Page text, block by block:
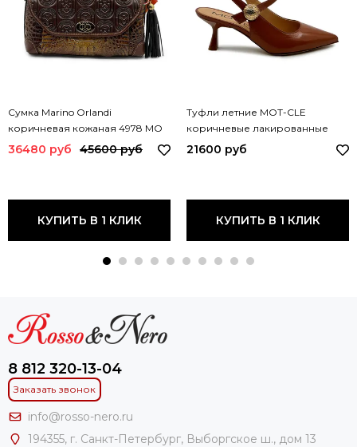
Сумка Marino Orlandi
коричневая кожаная 4978 MO
MORO
36480 руб 45600 руб
КУПИТЬ В 1 КЛИК
Туфли летние MOT-CLE
коричневые лакированные
MOT3242 MOT MIRISTICA
21600 руб
КУПИТЬ В 1 КЛИК
8 812 320-13-04
Заказать звонок
info@rosso-nero.ru
194355, г. Санкт-Петербург, Выборгское ш., дом 13